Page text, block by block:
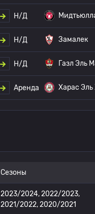
Н/Д
Н/Д Замалек
Н/Д Газл Эль
Аренда Харас Эль
Сезоны
2023/2024, 2022/2023,
2021/2022, 2020/2021